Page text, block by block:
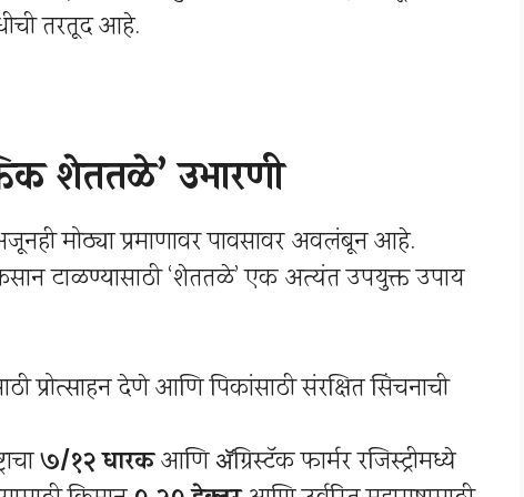
तरतूद आहे.
शेततळे’ उभारणी
मोठ्या प्रमाणावर पावसावर अवलंबून आहे.
टाळण्यासाठी ‘शेततळे’ एक अत्यंत उपयुक्त उपाय
प्रोत्साहन देणे आणि पिकांसाठी संरक्षित सिंचनाची
७/१२ धारकआणि ॲग्रिस्टॅक फार्मर रजिस्ट्रीमध्ये